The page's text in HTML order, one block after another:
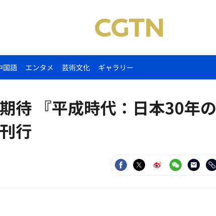
国語 エンタメ 芸術文化 ギャラリー
待 『平成時代：日本30年の
行